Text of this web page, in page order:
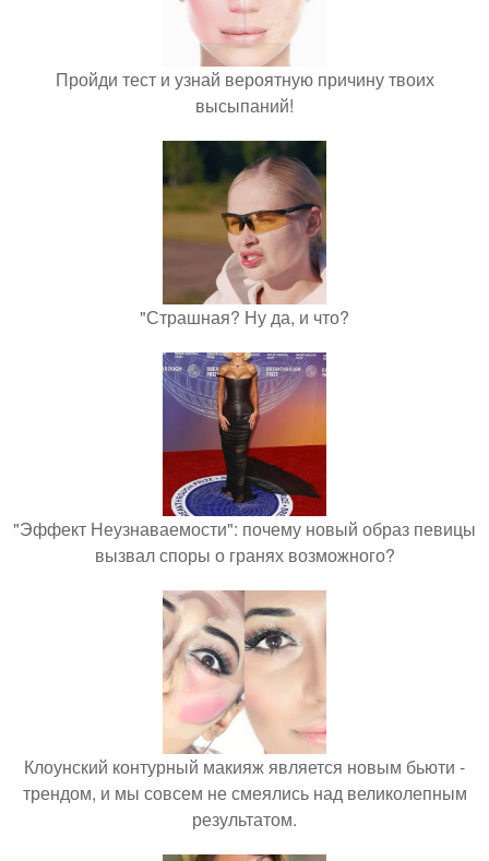
Пройди тест и узнай вероятную причину твоих
высыпаний!
"Страшная? Ну да, и что?
"Эффект Неузнаваемости": почему новый образ певицы
вызвал споры о гранях возможного?
Клоунский контурный макияж является новым бьюти -
трендом, и мы совсем не смеялись над великолепным
результатом.